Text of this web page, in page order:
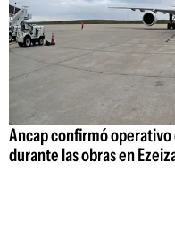
Ancap confirmó
durante las obras en